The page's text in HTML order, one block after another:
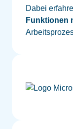
Dabei
Funktionen